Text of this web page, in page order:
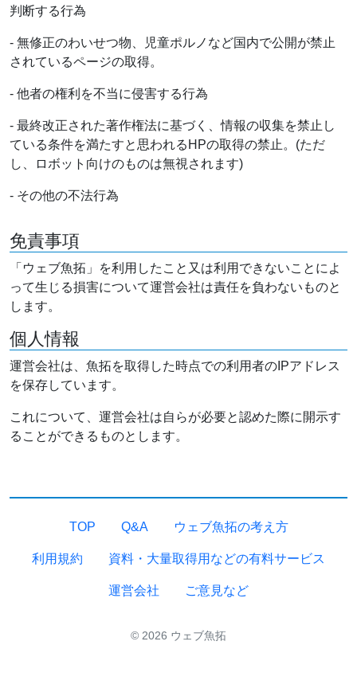
判断する行為
- 無修正のわいせつ物、児童ポルノなど国内で公開が禁止
されているページの取得。
- 他者の権利を不当に侵害する行為
- 最終改正された著作権法に基づく、情報の収集を禁止し
ている条件を満たすと思われるHPの取得の禁止。(ただ
し、ロボット向けのものは無視されます)
- その他の不法行為
免責事項
「ウェブ魚拓」を利用したこと又は利用できないことによ
って生じる損害について運営会社は責任を負わないものと
します。
個人情報
運営会社は、魚拓を取得した時点での利用者のIPアドレス
を保存しています。
これについて、運営会社は自らが必要と認めた際に開示す
ることができるものとします。
TOP Q&A ウェブ魚拓の考え方
利用規約 資料・大量取得用などの有料サービス
運営会社 ご意見など
© 2026 ウェブ魚拓